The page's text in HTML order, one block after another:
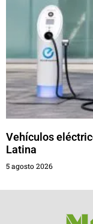
Vehículos
Latina
5 agosto 2026